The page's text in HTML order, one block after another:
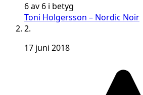
6 av 6 i betyg
Toni Holgersson – Nordic Noir
2.
17 juni 2018